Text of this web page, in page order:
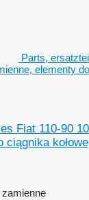
Parts,
elementy
Fiat 110-90